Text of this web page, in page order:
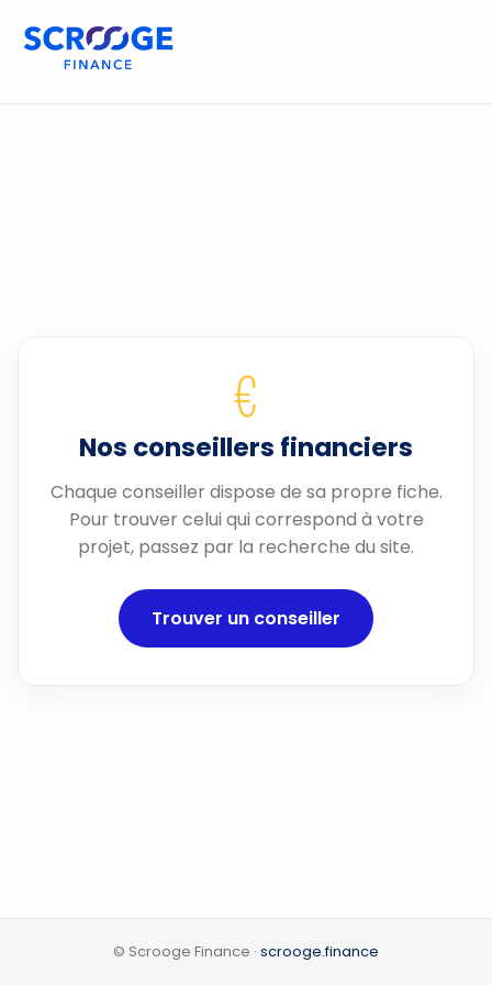
€
Nos conseillers financiers
Chaque conseiller dispose de sa propre fiche.
Pour trouver celui qui correspond à votre
projet, passez par la recherche du site.
Trouver un conseiller
© Scrooge Finance · scrooge.finance